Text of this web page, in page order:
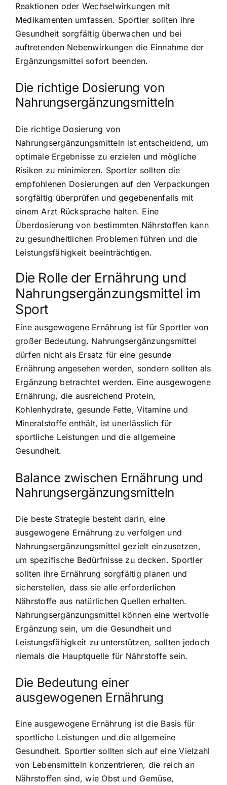
Reaktionen oder Wechselwirkungen mit
Medikamenten umfassen. Sportler sollten ihre
Gesundheit sorgfältig überwachen und bei
auftretenden Nebenwirkungen die Einnahme der
Ergänzungsmittel sofort beenden.
Die richtige Dosierung von
Nahrungsergänzungsmitteln
Die richtige Dosierung von
Nahrungsergänzungsmitteln ist entscheidend, um
optimale Ergebnisse zu erzielen und mögliche
Risiken zu minimieren. Sportler sollten die
empfohlenen Dosierungen auf den Verpackungen
sorgfältig überprüfen und gegebenenfalls mit
einem Arzt Rücksprache halten. Eine
Überdosierung von bestimmten Nährstoffen kann
zu gesundheitlichen Problemen führen und die
Leistungsfähigkeit beeinträchtigen.
Die Rolle der Ernährung und
Nahrungsergänzungsmittel im
Sport
Eine ausgewogene Ernährung ist für Sportler von
großer Bedeutung. Nahrungsergänzungsmittel
dürfen nicht als Ersatz für eine gesunde
Ernährung angesehen werden, sondern sollten als
Ergänzung betrachtet werden. Eine ausgewogene
Ernährung, die ausreichend Protein,
Kohlenhydrate, gesunde Fette, Vitamine und
Mineralstoffe enthält, ist unerlässlich für
sportliche Leistungen und die allgemeine
Gesundheit.
Balance zwischen Ernährung und
Nahrungsergänzungsmitteln
Die beste Strategie besteht darin, eine
ausgewogene Ernährung zu verfolgen und
Nahrungsergänzungsmittel gezielt einzusetzen,
um spezifische Bedürfnisse zu decken. Sportler
sollten ihre Ernährung sorgfältig planen und
sicherstellen, dass sie alle erforderlichen
Nährstoffe aus natürlichen Quellen erhalten.
Nahrungsergänzungsmittel können eine wertvolle
Ergänzung sein, um die Gesundheit und
Leistungsfähigkeit zu unterstützen, sollten jedoch
niemals die Hauptquelle für Nährstoffe sein.
Die Bedeutung einer
ausgewogenen Ernährung
Eine ausgewogene Ernährung ist die Basis für
sportliche Leistungen und die allgemeine
Gesundheit. Sportler sollten sich auf eine Vielzahl
von Lebensmitteln konzentrieren, die reich an
Nährstoffen sind, wie Obst und Gemüse,